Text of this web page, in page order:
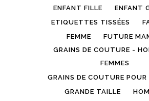
ENFANT FILLE
ENFANT
ETIQUETTES TISSÉES
FEMME
FUTURE
GRAINS DE COUTURE -
FEMMES
GRAINS DE COUTURE POUR
GRANDE TAILLE